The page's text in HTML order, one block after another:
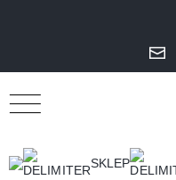
SKLEP